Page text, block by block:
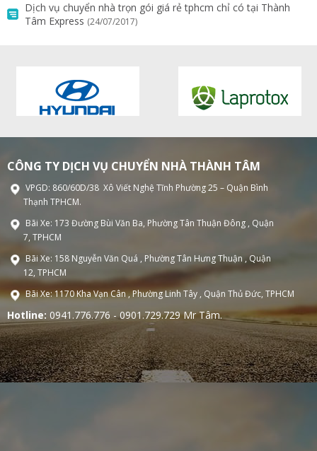
Dịch vụ chuyển nhà trọn gói giá rẻ tphcm chỉ có tại Thành
Tâm Express (24/07/2017)
CÔNG TY DỊCH VỤ CHUYỂN NHÀ THÀNH TÂM
VPGD: 860/60D/38 Xô Viết Nghệ Tĩnh Phường 25 – Quận Bình
Thạnh TPHCM.
Bãi Xe: 173 Đường Bùi Văn Ba, Phường Tân Thuận Đông , Quận
7, TPHCM
Bãi Xe: 158 Nguyễn Văn Quá , Phường Tân Hưng Thuận , Quận
12, TPHCM
Bãi Xe: 1170 Kha Vạn Cân , Phường Linh Tây , Quận Thủ Đức, TPHCM
Hotline: 0941.776.776 - 0901.729.729 Mr Tâm.